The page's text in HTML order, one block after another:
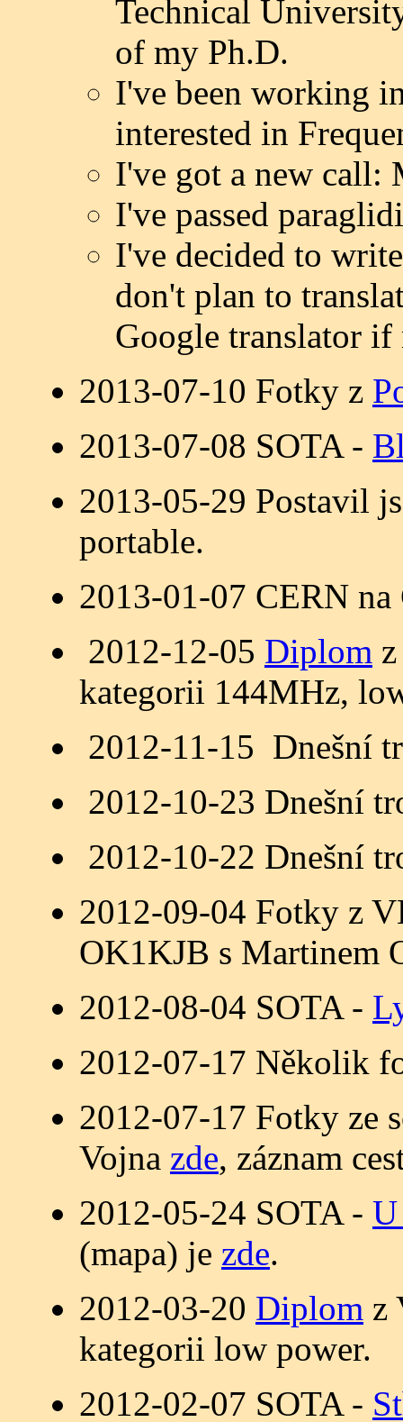
Technical
of my Ph.D.
I've been working
interested in
I've got a new call:
I've passed
I've decided to
don't plan to
Google translator if
2013-07-10 Fotky z
2013-07-08 SOTA -
2013-05-29 Postavil
portable.
2013-01-07 CERN
2012-12-05 Diplom
kategorii 144MHz,
2012-11-15 Dnešní
2012-10-23 Dnešní
2012-10-22 Dnešní
2012-09-04 Fotky z
OK1KJB s Martinem
2012-08-04 SOTA -
2012-07-17 Několik
2012-07-17 Fotky ze
Vojna zde, záznam
2012-05-24 SOTA -
(mapa) je zde.
2012-03-20 Diplom z
kategorii low power.
2012-02-07 SOTA -